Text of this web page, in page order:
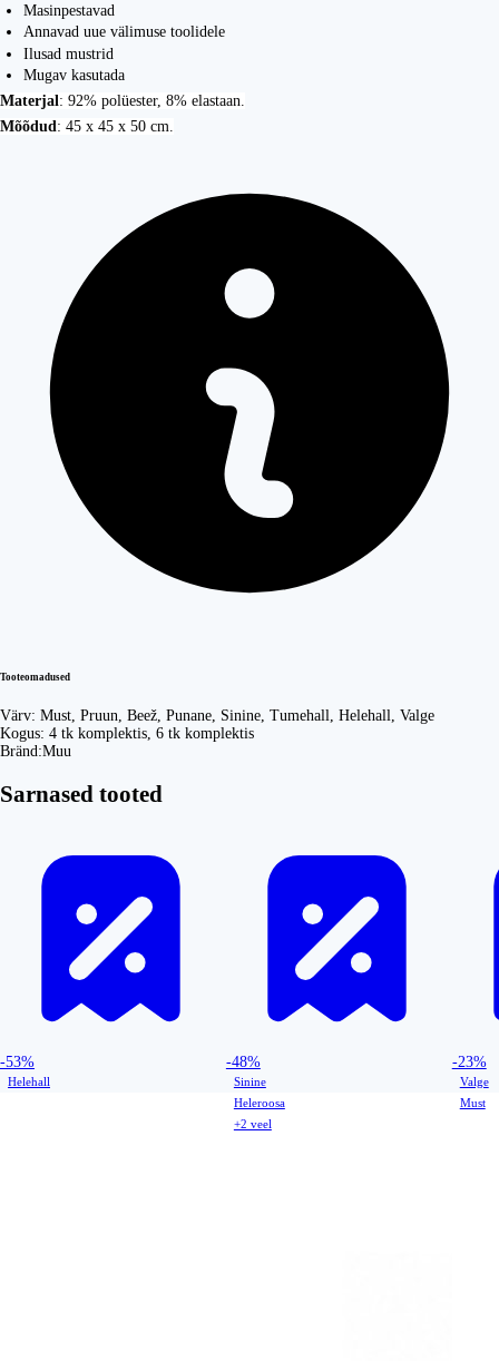
Masinpestavad
Annavad uue välimuse toolidele
Ilusad mustrid
Mugav kasutada
Materjal: 92% polüester, 8% elastaan.
Mõõdud: 45 x 45 x 50 cm.
Tooteomadused
Värv: Must, Pruun, Beež, Punane, Sinine, Tumehall, Helehall, Valge
Kogus: 4 tk komplektis, 6 tk komplektis
Bränd:Muu
Sarnased tooted
-53%
Helehall
-48%
Sinine
Heleroosa
+2 veel
-23%
Valge
Must